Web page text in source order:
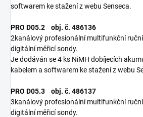
softwarem ke stažení z webu Senseca.
PRO D05.2 obj. č. 486136
2kanálový profesionální multifunkční
digitální měřicí sondy.
Je dodáván se 4 ks NiMH dobíjecích
kabelem a softwarem ke stažení z webu
PRO D05.3 obj. č. 486137
3kanálový profesionální multifunkční
digitální měřicí sondy.